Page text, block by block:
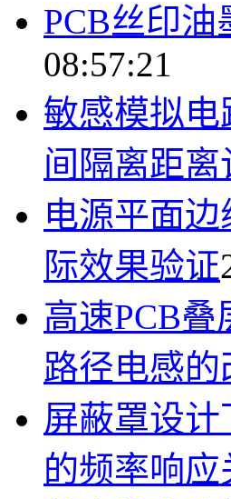
PCB丝印
08:57:21
敏感模拟
间隔离距离
电源平面
际效果验证
高速PCB
路径电感的
屏蔽罩设
的频率响应